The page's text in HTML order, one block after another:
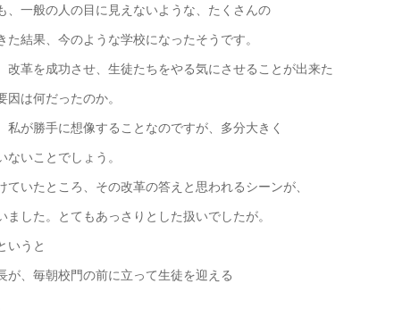
、一般の人の目に見えないような、たくさんの
た結果、今のような学校になったそうです。
改革を成功させ、生徒たちをやる気にさせることが出来た
因は何だったのか。
私が勝手に想像することなのですが、多分大きく
ないことでしょう。
ていたところ、その改革の答えと思われるシーンが、
ました。とてもあっさりとした扱いでしたが。
いうと
、毎朝校門の前に立って生徒を迎える